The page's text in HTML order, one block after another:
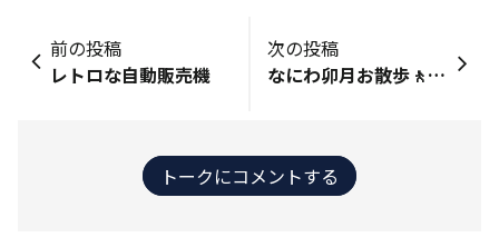
前の投稿
レトロな自動販売機
次の投稿
なにわ卯月お散歩🚶旅、おまけ😅 先日なんば広場でパフォーマンスしてた「ビッグスモールン」なるトリオ、皆さん御存じでしょうか？ 「昨日アメリカでパフォーマンスして来てました！」と言うてはりましたが、それもそのはず日本では余り知られておらず海外で人気なようで… 調べてみると、ＹｏｕＴｕｂｅのチャンネル登録者数２５０万人だが、その大半はインド、インドネシア、フィリピン、アメリカ、ブラジルで、日本人登録者は全体の0.5％に過ぎないそうです…💦 https://www.yomiuri.co.jp/national/20231113-OYT1T50000/ 結構オモロイんで、いつか日本の📺で観る日も近いかも！？
トークにコメントする